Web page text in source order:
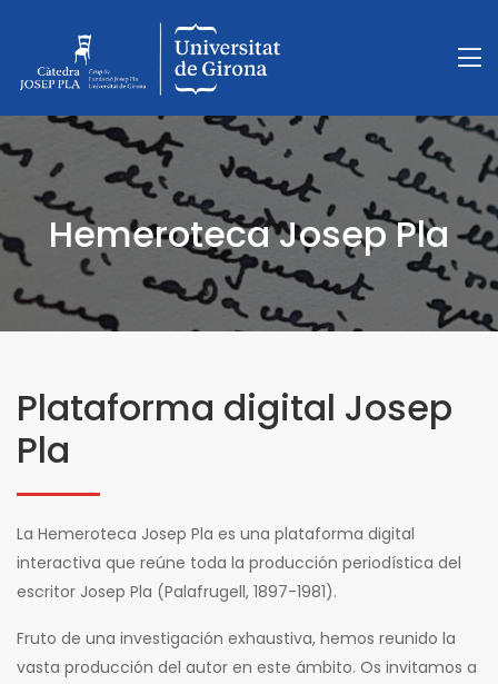
Hemeroteca Josep Pla
Plataforma digital Josep
Pla
La Hemeroteca Josep Pla es una plataforma digital
interactiva que reúne toda la producción periodística del
escritor Josep Pla (Palafrugell, 1897-1981).
Fruto de una investigación exhaustiva, hemos reunido la
vasta producción del autor en este ámbito. Os invitamos a